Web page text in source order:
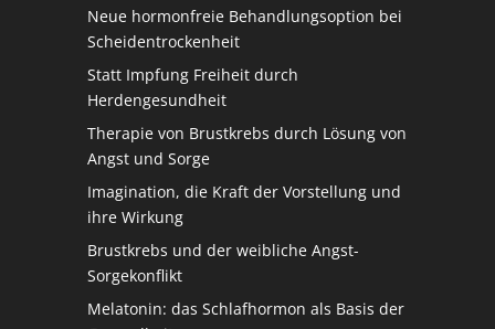
Neue hormonfreie Behandlungsoption bei
Scheidentrockenheit
Statt Impfung Freiheit durch
Herdengesundheit
Therapie von Brustkrebs durch Lösung von
Angst und Sorge
Imagination, die Kraft der Vorstellung und
ihre Wirkung
Brustkrebs und der weibliche Angst-
Sorgekonflikt
Melatonin: das Schlafhormon als Basis der